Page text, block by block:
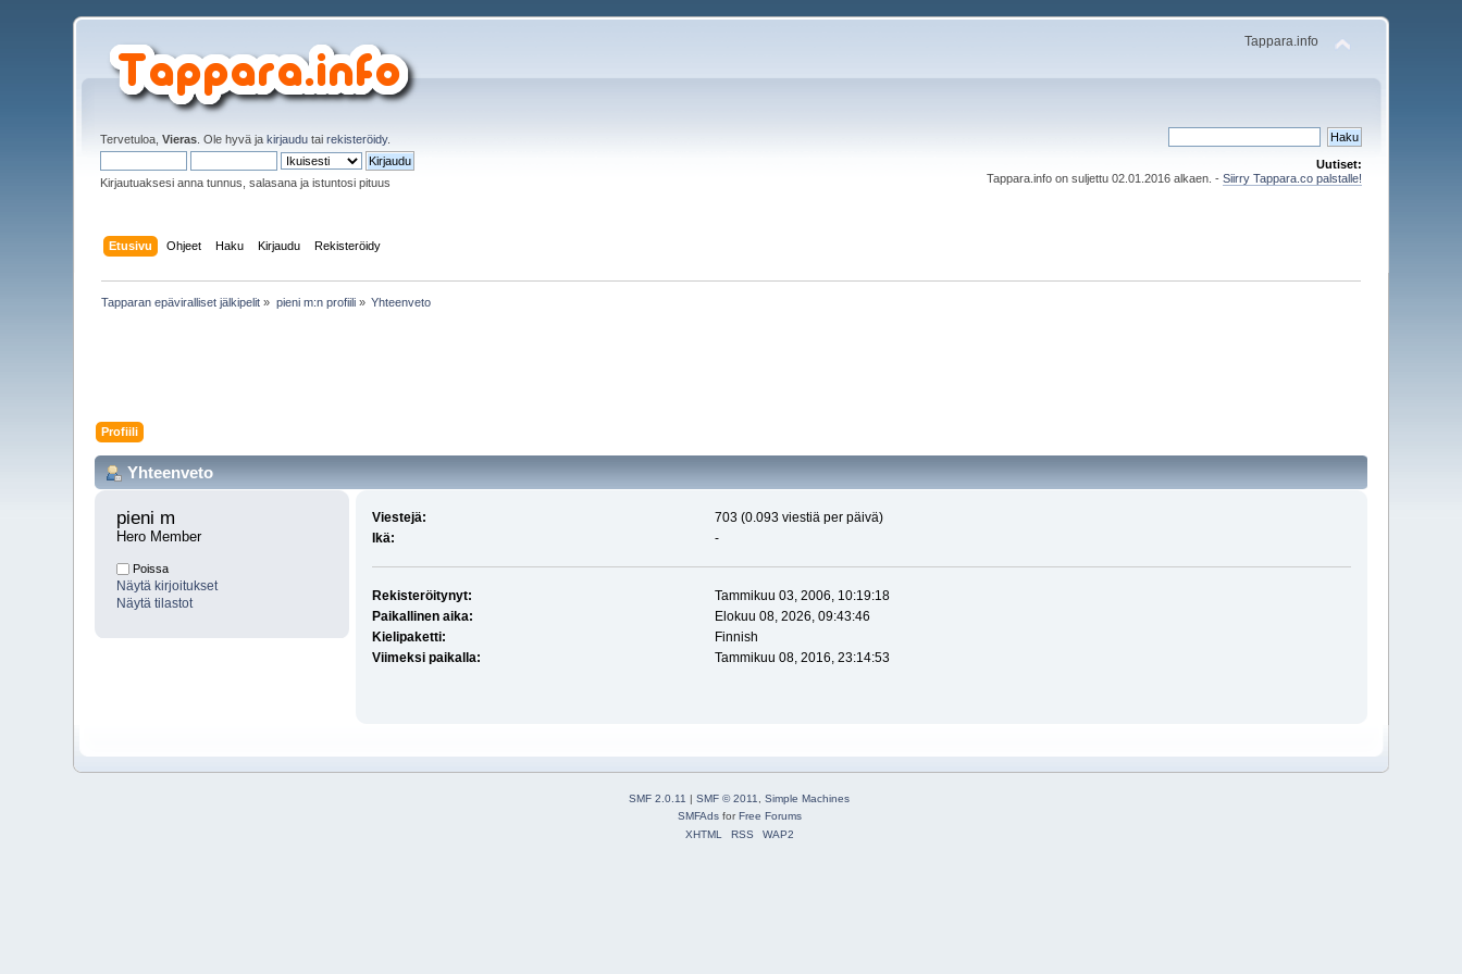
Tappara.info
Tervetuloa,Vieras . Ole hyvä jakirjaudu tairekisteröidy.
Kirjautuaksesi anna tunnus, salasana ja istuntosi pituus
Uutiset:
Tappara.info on suljettu 02.01.2016 alkaen. - Siirry Tappara.co palstalle!
Etusivu Ohjeet Haku Kirjaudu Rekisteröidy
Tapparan epäviralliset jälkipelit » pieni m:n profiili» Yhteenveto
Profiili
Yhteenveto
pieni m
Hero Member
Poissa
Näytä kirjoitukset
Näytä tilastot
Viestejä:
703 (0.093 viestiä per päivä)
Ikä:
-
Rekisteröitynyt:
Tammikuu 03, 2006, 10:19:18
Paikallinen aika:
Elokuu 08, 2026, 09:43:46
Kielipaketti:
Finnish
Viimeksi paikalla:
Tammikuu 08, 2016, 23:14:53
SMF 2.0.11 | SMF © 2011, Simple Machines
SMFAdsforFree Forums
XHTML
RSS WAP2